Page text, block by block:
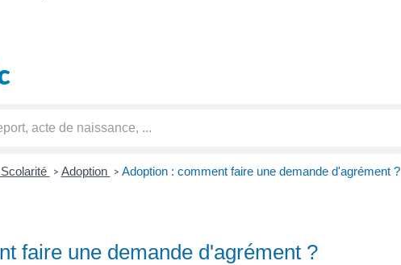
> Adoption > Adoption : comment faire une demande d'agrément ?
faire une demande d'agrément ?